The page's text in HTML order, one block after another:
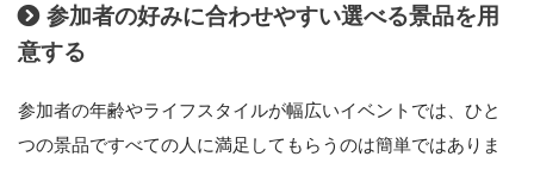
参加者の好みに合わせやすい選べる景品を用
意する
参加者の年齢やライフスタイルが幅広いイベントでは、ひと
つの景品ですべての人に満足してもらうのは簡単ではありま